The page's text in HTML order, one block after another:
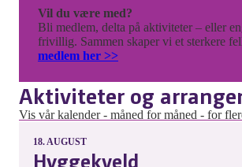
Vil du være med?
Bli medlem, delta på aktiviteter – eller
frivillig. Sammen skaper vi et sterkere
medlem her >>
Aktiviteter og
Vis vår kalender - måned for måned - for
18.AUGUST
Hyggekveld